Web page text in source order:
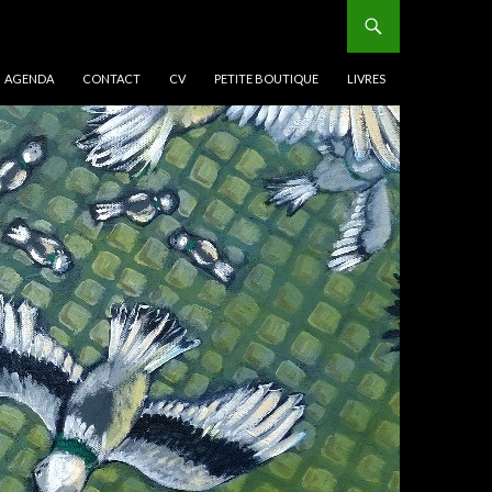
AGENDA CONTACT CV PETITE BOUTIQUE LIVRES